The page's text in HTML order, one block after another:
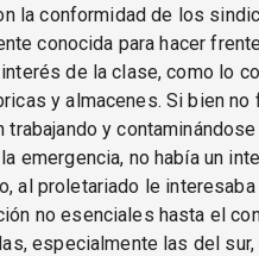
la conformidad de los
conocida para hacer
de la clase, como lo
y almacenes. Si bien no
y
emergencia, no había un
al proletariado le interesaba
no esenciales hasta el
especialmente las del